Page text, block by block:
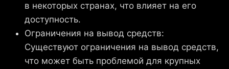
в некоторых странах, что влияет на его
доступность.
Ограничения на вывод средств:
Существуют ограничения на вывод средств,
что может быть проблемой для крупных